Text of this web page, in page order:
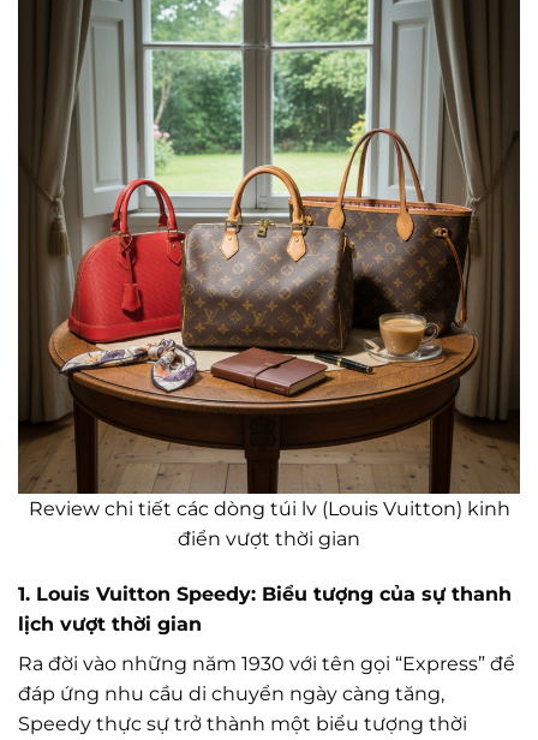
Review chi tiết các dòng túi lv (Louis Vuitton) kinh
điển vượt thời gian
1. Louis Vuitton Speedy: Biểu tượng của sự thanh
lịch vượt thời gian
Ra đời vào những năm 1930 với tên gọi “Express” để
đáp ứng nhu cầu di chuyển ngày càng tăng,
Speedy thực sự trở thành một biểu tượng thời